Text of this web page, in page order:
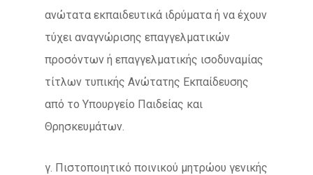
ανώτατα εκπαιδευτικά ιδρύματα ή να έχουν
τύχει αναγνώρισης επαγγελματικών
προσόντων ή επαγγελματικής ισοδυναμίας
τίτλων τυπικής Ανώτατης Εκπαίδευσης
από το Υπουργείο Παιδείας και
Θρησκευμάτων.
γ. Πιστοποιητικό ποινικού μητρώου γενικής